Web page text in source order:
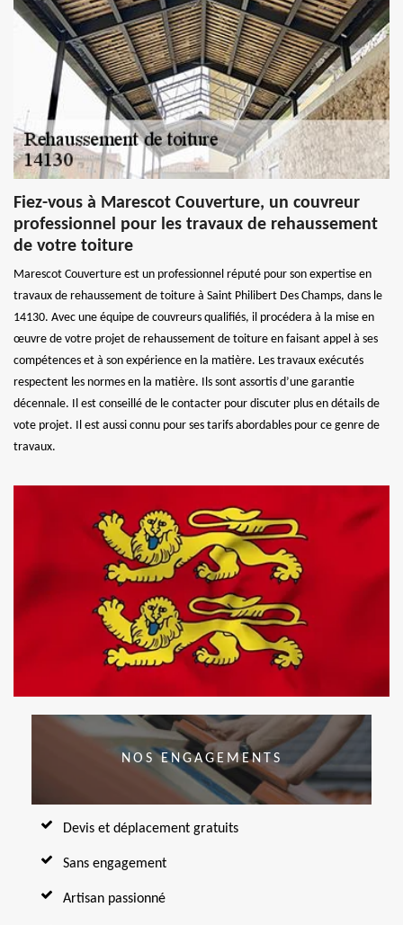
Fiez-vous à Marescot Couverture, un couvreur
professionnel pour les travaux de rehaussement
de votre toiture
Marescot Couverture est un professionnel réputé pour son expertise en
travaux de rehaussement de toiture à Saint Philibert Des Champs, dans le
14130. Avec une équipe de couvreurs qualifiés, il procédera à la mise en
œuvre de votre projet de rehaussement de toiture en faisant appel à ses
compétences et à son expérience en la matière. Les travaux exécutés
respectent les normes en la matière. Ils sont assortis d’une garantie
décennale. Il est conseillé de le contacter pour discuter plus en détails de
vote projet. Il est aussi connu pour ses tarifs abordables pour ce genre de
travaux.
NOS ENGAGEMENTS
Devis et déplacement gratuits
Sans engagement
Artisan passionné